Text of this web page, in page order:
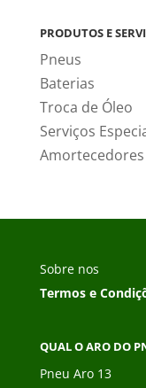
PRODUTOS E
Pneus
Baterias
Troca de Óleo
Serviços
Sobre nos
Termos e
QUAL O ARO DO
Pneu Aro 13